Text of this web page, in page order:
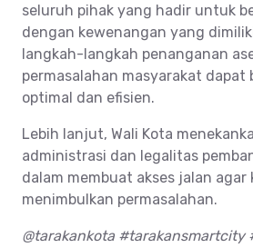
seluruh pihak yang hadir untuk
dengan kewenangan yang
langkah-langkah penanganan
permasalahan masyarakat dapat
optimal dan efisien.
Lebih lanjut, Wali Kota
administrasi dan legalitas
dalam membuat akses jalan
menimbulkan permasalahan.
@tarakankota #tarakansmartcity